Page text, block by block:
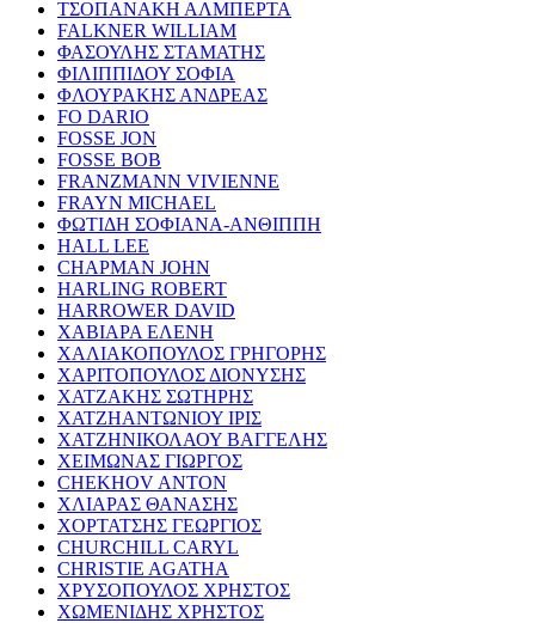
ΤΣΟΠΑΝΑΚΗ ΑΛΜΠΕΡΤΑ
FALKNER WILLIAM
ΦΑΣΟΥΛΗΣ ΣΤΑΜΑΤΗΣ
ΦΙΛΙΠΠΙΔΟΥ ΣΟΦΙΑ
ΦΛΟΥΡΑΚΗΣ ΑΝΔΡΕΑΣ
FO DARIO
FOSSE JON
FOSSE BOB
FRANZMANN VIVIENNE
FRAYN MICHAEL
ΦΩΤΙΔΗ ΣΟΦΙΑΝΑ-ΑΝΘΙΠΠΗ
HALL LEE
CHAPMAN JOHN
HARLING ROBERT
HARROWER DAVID
ΧΑΒΙΑΡΑ ΕΛΕΝΗ
ΧΑΛΙΑΚΟΠΟΥΛΟΣ ΓΡΗΓΟΡΗΣ
ΧΑΡΙΤΟΠΟΥΛΟΣ ΔΙΟΝΥΣΗΣ
ΧΑΤΖΑΚΗΣ ΣΩΤΗΡΗΣ
ΧΑΤΖΗΑΝΤΩΝΙΟΥ ΙΡΙΣ
ΧΑΤΖΗΝΙΚΟΛΑΟΥ ΒΑΓΓΕΛΗΣ
ΧΕΙΜΩΝΑΣ ΓΙΩΡΓΟΣ
CHEKHOV ANTON
ΧΛΙΑΡΑΣ ΘΑΝΑΣΗΣ
ΧΟΡΤΑΤΣΗΣ ΓΕΩΡΓΙΟΣ
CHURCHILL CARYL
CHRISTIE AGATHA
ΧΡΥΣΟΠΟΥΛΟΣ ΧΡΗΣΤΟΣ
ΧΩΜΕΝΙΔΗΣ ΧΡΗΣΤΟΣ